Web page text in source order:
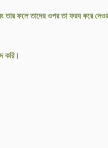
ফলে তাদের ওপর তা ফরয করে
করি।